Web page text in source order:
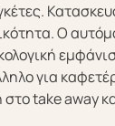
Ο
για
take away